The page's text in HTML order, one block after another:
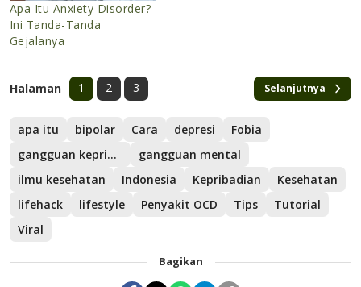
Apa Itu Anxiety Disorder?
Ini Tanda-Tanda
Gejalanya
Halaman 1 2 3 Selanjutnya
apa itu bipolar Cara depresi
Fobia
gangguan kepribadian
gangguan mental
ilmu kesehatan
Indonesia Kepribadian
Kesehatan
lifehack
lifestyle Penyakit OCD Tips
Tutorial
Viral
Bagikan